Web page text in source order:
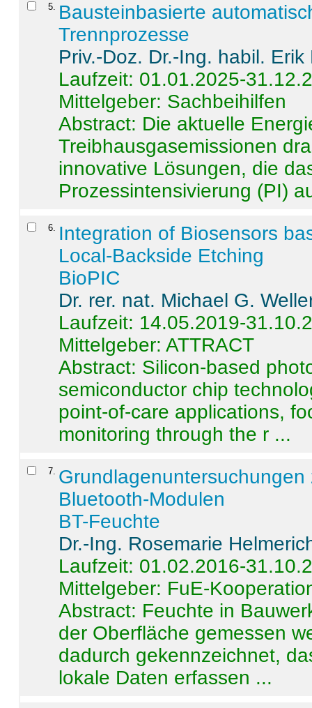
5
Bausteinbasierte
Trennprozesse
Priv.-Doz. Dr.-Ing. habil. Erik
Laufzeit: 01.01.2025-
Mittelgeber: Sachbeihilfen
Abstract: Die aktuelle
Treibhausgasemissionen
innovative Lösungen, die
Prozessintensivierung (PI)
6
Integration of Biosensors
Local-Backside Etching
BioPIC
Dr. rer. nat. Michael G.
Laufzeit: 14.05.2019-
Mittelgeber: ATTRACT
Abstract: Silicon-based
semiconductor chip
point-of-care applications,
monitoring through the r ...
7
Bluetooth-Modulen
BT-Feuchte
Dr.-Ing. Rosemarie
Laufzeit: 01.02.2016-
Mittelgeber: FuE-
Abstract: Feuchte in
der Oberfläche gemessen
dadurch gekennzeichnet,
lokale Daten erfassen ...